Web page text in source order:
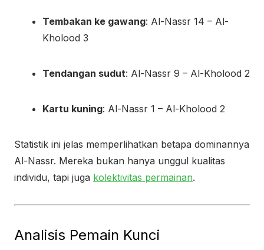
Tembakan ke gawang: Al-Nassr 14 – Al-
Kholood 3
Tendangan sudut: Al-Nassr 9 – Al-Kholood 2
Kartu kuning: Al-Nassr 1 – Al-Kholood 2
Statistik ini jelas memperlihatkan betapa dominannya
Al-Nassr. Mereka bukan hanya unggul kualitas
individu, tapi juga kolektivitas permainan.
Analisis Pemain Kunci